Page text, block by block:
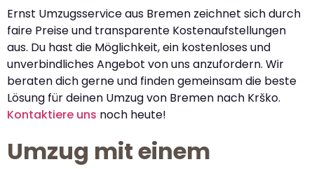
Ernst Umzugsservice aus Bremen zeichnet sich durch
faire Preise und transparente Kostenaufstellungen
aus. Du hast die Möglichkeit, ein kostenloses und
unverbindliches Angebot von uns anzufordern. Wir
beraten dich gerne und finden gemeinsam die beste
Lösung für deinen Umzug von Bremen nach Krško.
Kontaktiere uns noch heute!
Umzug mit einem